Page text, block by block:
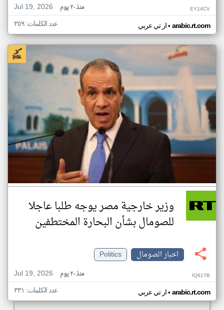
Jul 19, 2026
منذ ٢٠ يوم EY14CV
ار تي عربي• arabic.rt.com عدد الكلمات: ٣٥٩
وزير خارجية مصر يوجه طلبا عاجلا
للصومال بشأن البحارة المختطفين
اخبار الصومال
Politics
Jul 19, 2026
منذ ٢٠ يوم IQ61TB
ار تي عربي• arabic.rt.com عدد الكلمات: ٣٣١